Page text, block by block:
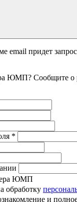
email придет
ЮМП? Сообщите о
*
ЮМП
обработку
и полное